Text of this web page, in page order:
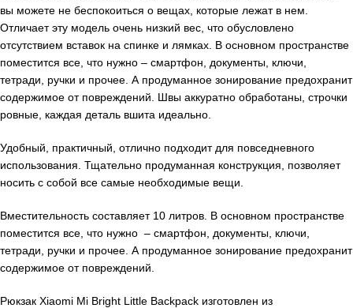
вы можете не беспокоиться о вещах, которые лежат в нем.
Отличает эту модель очень низкий вес, что обусловлено
отсутствием вставок на спинке и лямках. В основном пространстве
поместится все, что нужно – смартфон, документы, ключи,
тетради, ручки и прочее. А продуманное зонирование предохранит
содержимое от повреждений. Швы аккуратно обработаны, строчки
ровные, каждая деталь вшита идеально.
Удобный, практичный, отлично подходит для повседневного
использования. Тщательно продуманная конструкция, позволяет
носить с собой все самые необходимые вещи.
Вместительность составляет 10 литров. В основном пространстве
поместится все, что нужно – смартфон, документы, ключи,
тетради, ручки и прочее. А продуманное зонирование предохранит
содержимое от повреждений.
Рюкзак Xiaomi Mi Bright Little Backpack изготовлен из